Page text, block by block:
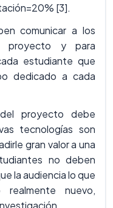
[3].
comunicar a los
proyecto y para
estudiante que
dedicado a cada
proyecto debe
tecnologías son
gran valor a una
no deben
la audiencia lo que
nuevo,